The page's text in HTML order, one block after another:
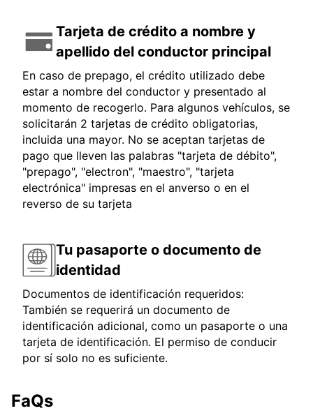
Tarjeta de crédito a nombre y
apellido del conductor principal
En caso de prepago, el crédito utilizado debe
estar a nombre del conductor y presentado al
momento de recogerlo. Para algunos vehículos, se
solicitarán 2 tarjetas de crédito obligatorias,
incluida una mayor. No se aceptan tarjetas de
pago que lleven las palabras "tarjeta de débito",
"prepago", "electron", "maestro", "tarjeta
electrónica" impresas en el anverso o en el
reverso de su tarjeta
Tu pasaporte o documento de
identidad
Documentos de identificación requeridos:
También se requerirá un documento de
identificación adicional, como un pasaporte o una
tarjeta de identificación. El permiso de conducir
por sí solo no es suficiente.
FaQs